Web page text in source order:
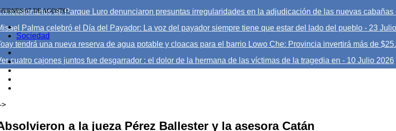
de Parque Luro denunciaron presuntas irregularidades en la adjudicación de las nuevas cabañas
Palma celebró el Día del Payador: La voz del payador siempre tiene que estar del lado del pueblo - 23
tendrá una nueva reserva de agua potable y cloacas para el barrio Lowo Che: Provincia invertirá más de
cuatro cajones juntos fue desgarrador : el dolor de la hermana de las víctimas de la tragedia en - 10 Julio 2026
07 DE AGOSTO
Sociedad
>
a la jueza Pérez Ballester y la asesora Catán